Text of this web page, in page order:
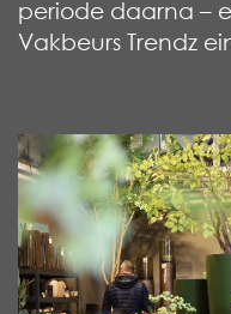
periode daarna –
Vakbeurs Trendz